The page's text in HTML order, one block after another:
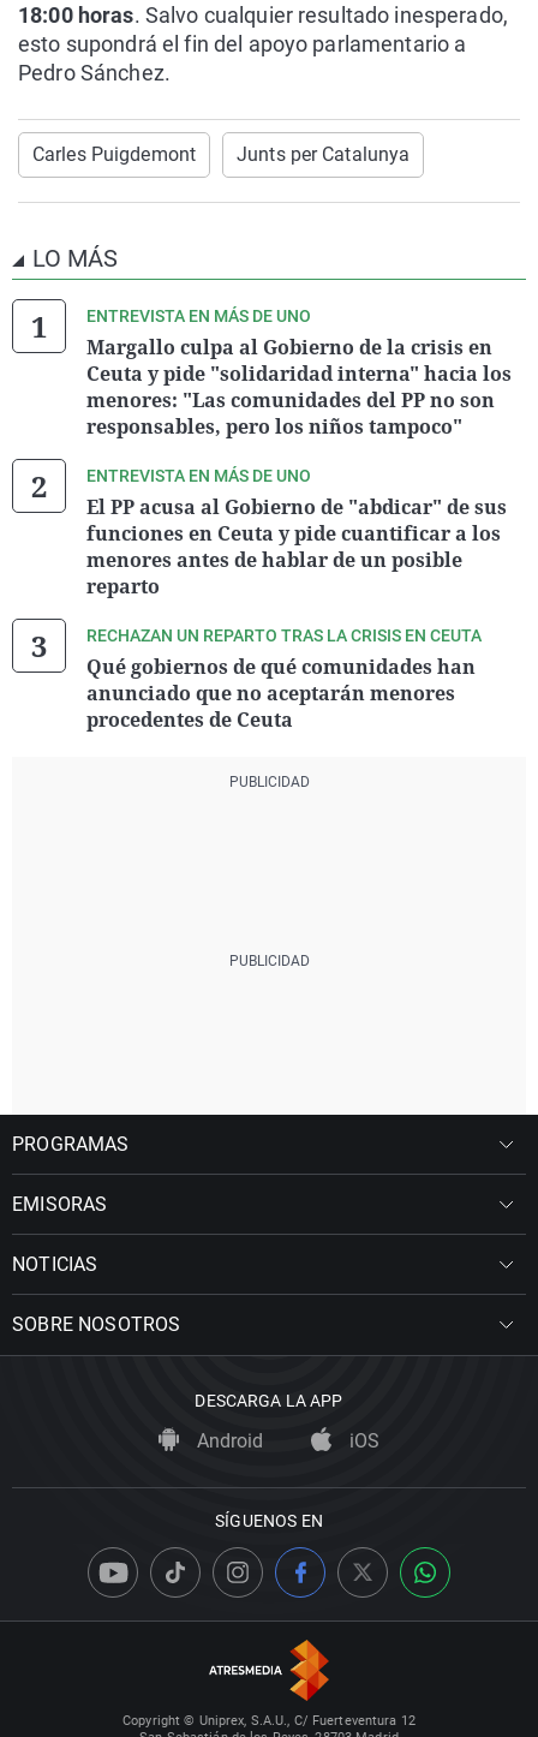
18:00 horas. Salvo cualquier resultado inesperado,
esto supondrá el fin del apoyo parlamentario a
Pedro Sánchez.
Carles Puigdemont Junts per Catalunya
LO MÁS
ENTREVISTA EN MÁS DE UNO
Margallo culpa al Gobierno de la crisis en
Ceuta y pide "solidaridad interna" hacia los
menores: "Las comunidades del PP no son
responsables, pero los niños tampoco"
ENTREVISTA EN MÁS DE UNO
El PP acusa al Gobierno de "abdicar" de sus
funciones en Ceuta y pide cuantificar a los
menores antes de hablar de un posible
reparto
RECHAZAN UN REPARTO TRAS LA CRISIS EN CEUTA
Qué gobiernos de qué comunidades han
anunciado que no aceptarán menores
procedentes de Ceuta
PROGRAMAS
EMISORAS
NOTICIAS
SOBRE NOSOTROS
DESCARGA LA APP
Android iOS
SÍGUENOS EN
Copyright © Uniprex, S.A.U., C/ Fuerteventura 12